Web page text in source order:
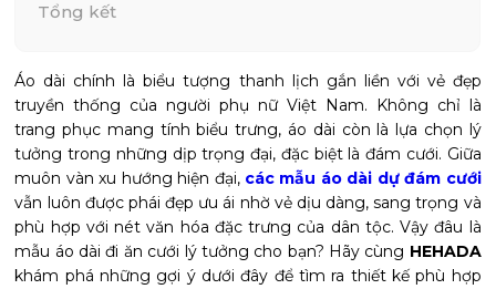
Tổng kết
Áo dài chính là biểu tượng thanh lịch gắn liền với vẻ đẹp
truyền thống của người phụ nữ Việt Nam. Không chỉ là
trang phục mang tính biểu trưng, áo dài còn là lựa chọn lý
tưởng trong những dịp trọng đại, đặc biệt là đám cưới. Giữa
muôn vàn xu hướng hiện đại, các mẫu áo dài dự đám cưới
vẫn luôn được phái đẹp ưu ái nhờ vẻ dịu dàng, sang trọng và
phù hợp với nét văn hóa đặc trưng của dân tộc. Vậy đâu là
mẫu áo dài đi ăn cưới lý tưởng cho bạn? Hãy cùng HEHADA
khám phá những gợi ý dưới đây để tìm ra thiết kế phù hợp